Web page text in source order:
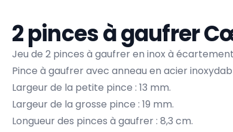
2 pinces à gaufrer
Jeu de 2 pinces à gaufrer en inox à
Pince à gaufrer avec anneau en acier
Largeur de la petite pince : 13 mm.
Largeur de la grosse pince : 19 mm.
Longueur des pinces à gaufrer : 8,3 cm.